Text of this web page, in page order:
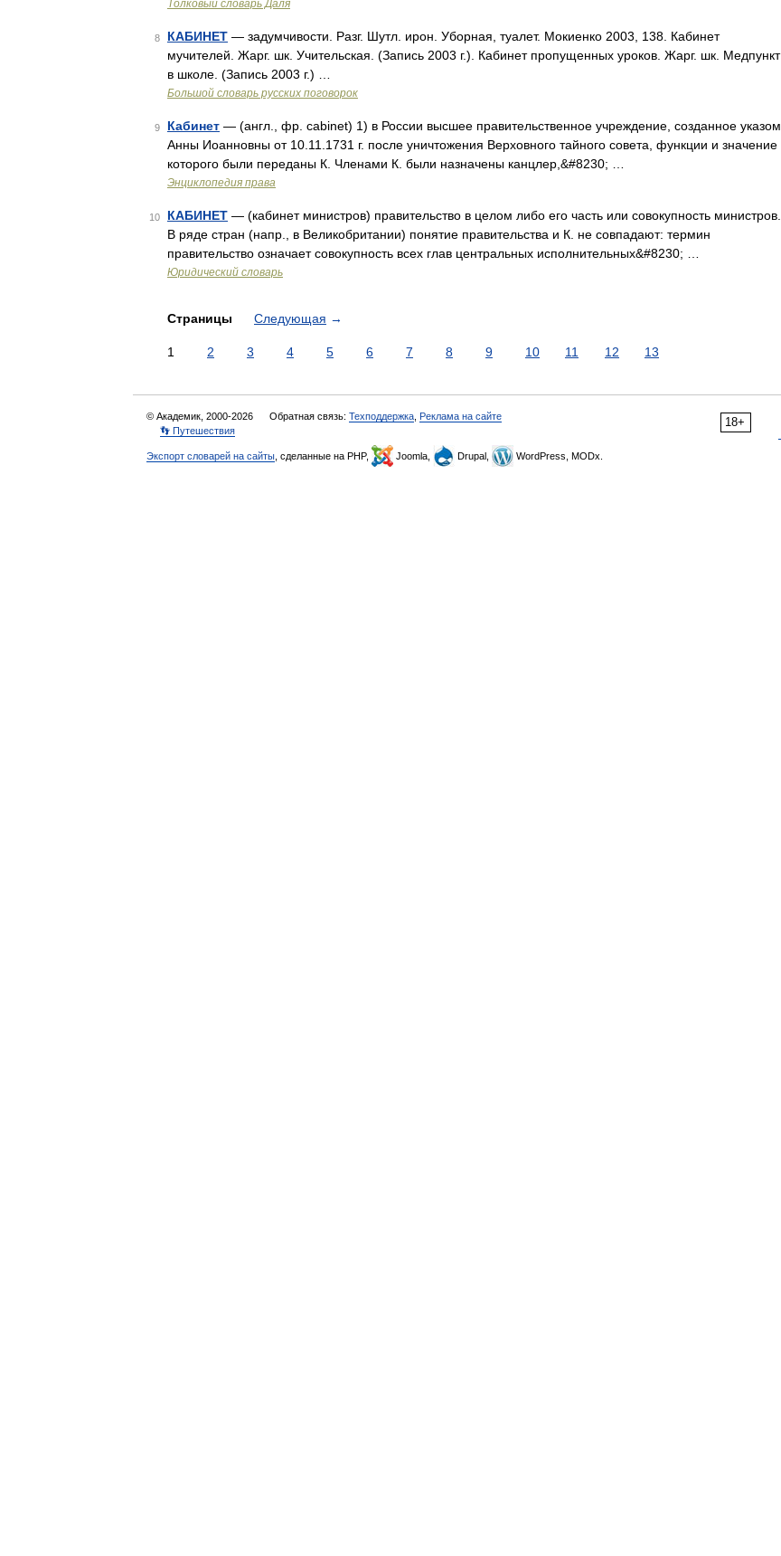
Толковый словарь Даля
8 КАБИНЕТ — задумчивости. Разг. Шутл. ирон. Уборная, туалет. Мокиенко 2003, 138. Кабинет
мучителей. Жарг. шк. Учительская. (Запись 2003 г.). Кабинет пропущенных уроков. Жарг. шк. Медпункт
в школе. (Запись 2003 г.) …
Большой словарь русских поговорок
9 Кабинет — (англ., фр. cabinet) 1) в России высшее правительственное учреждение, созданное указом
Анны Иоанновны от 10.11.1731 г. после уничтожения Верховного тайного совета, функции и значение
которого были переданы К. Членами К. были назначены канцлер,&#8230; …
Энциклопедия права
10 КАБИНЕТ — (кабинет министров) правительство в целом либо его часть или совокупность министров.
В ряде стран (напр., в Великобритании) понятие правительства и К. не совпадают: термин
правительство означает совокупность всех глав центральных исполнительных&#8230; …
Юридический словарь
Страницы Следующая →
1 2 3 4 5 6 7 8 9 10 11 12 13
18+
© Академик, 2000-2026 Обратная связь: Техподдержка Реклама на сайте
👣 Путешествия
Экспорт словарей на сайты , сделанные на PHP, Joomla, Drupal, WordPress, MODx.